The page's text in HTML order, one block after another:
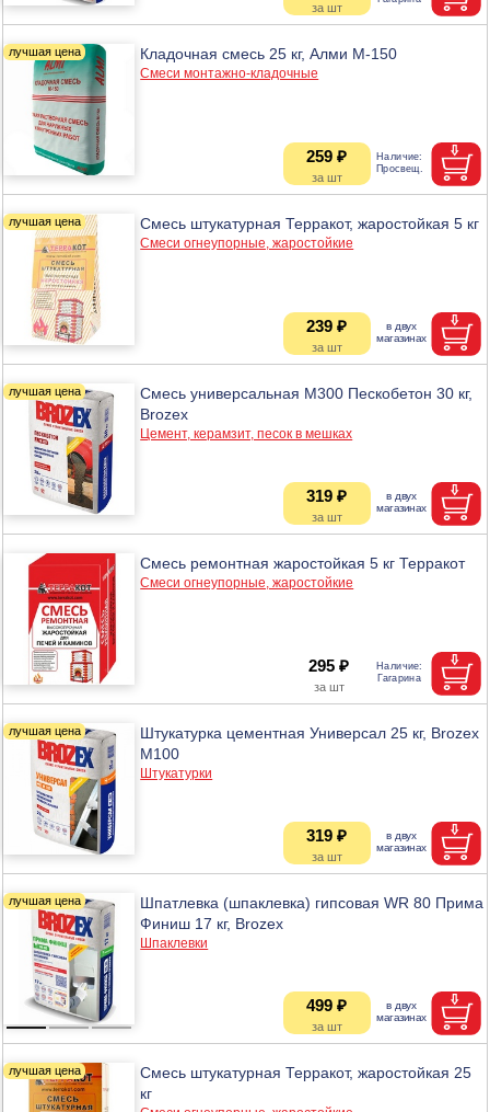
Кладочная смесь 25 кг, Алми М-150
Смеси монтажно-кладочные
259 ₽
Смесь штукатурная Терракот, жаростойкая 5 кг
Смеси огнеупорные, жаростойкие
239 ₽
Смесь универсальная М300 Пескобетон 30 кг,
Brozex
Цемент, керамзит, песок в мешках
319 ₽
Смесь ремонтная жаростойкая 5 кг Терракот
Смеси огнеупорные, жаростойкие
295 ₽
Штукатурка цементная Универсал 25 кг, Brozex
М100
Штукатурки
319 ₽
Шпатлевка (шпаклевка) гипсовая WR 80 Прима
Финиш 17 кг, Brozex
Шпаклевки
499 ₽
Смесь штукатурная Терракот, жаростойкая 25
кг